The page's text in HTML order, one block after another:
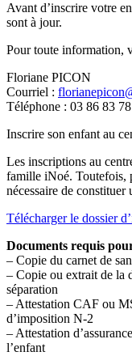
Avant d’inscrire votre
sont à jour.
Pour toute information,
Floriane PICON
Courriel :
Téléphone : 03 86 83
Inscrire son enfant au
Les inscriptions au
famille iNoé. Toutefois,
nécessaire de constituer
Télécharger le dossier
Documents requis
– Copie du carnet de
– Copie ou extrait de la
séparation
– Attestation CAF ou
d’imposition N-2
– Attestation
l’enfant